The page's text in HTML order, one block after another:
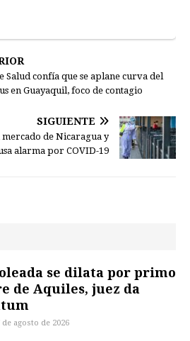
Salud confía que se aplane curva del
en Guayaquil, foco de contagio
SIGUIENTE
de Nicaragua y
alarma por COVID-19
se dilata por primo
de Aquiles, juez da
agosto de 2026